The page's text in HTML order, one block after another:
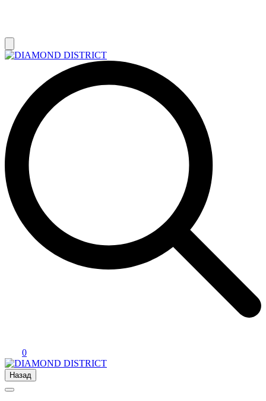
0
Назад